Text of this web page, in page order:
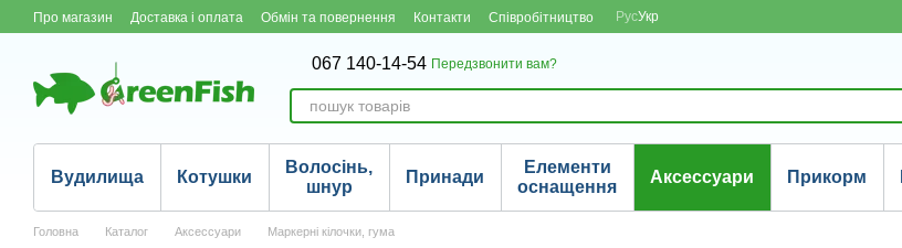
Перейти до основного контенту
Про магазин Доставка і оплата Обмін та повернення Контакти Співробітництво РусУкр
067 140-14-54 Передзвонити вам?
Вудилища Котушки
Волосінь,
шнур
Принади
Елементи
оснащення
Аксессуари Прикорм
Головна Каталог Аксессуари Маркерні кілочки, гума